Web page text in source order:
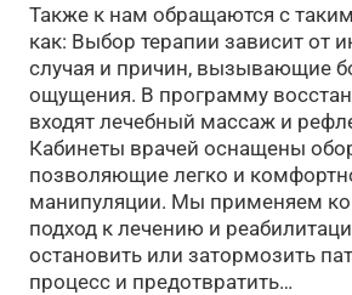
Также к нам обращаются с
как: Выбор терапии зависит от
случая и причин, вызывающие
ощущения. В программу
входят лечебный массаж и
Кабинеты врачей оснащены
позволяющие легко и
манипуляции. Мы применяем
подход к лечению и
остановить или затормозить
процесс и предотвратить…